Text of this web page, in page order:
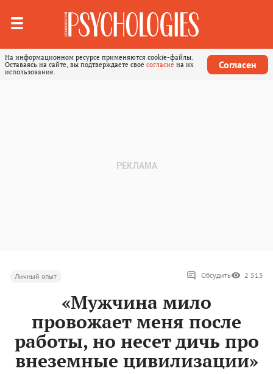
На информационном ресурсе применяются cookie-файлы.
Оставаясь на сайте, вы подтверждаете свое согласие на их
использование.
Согласен
Личный опыт Обсудить 2 515
«Мужчина мило
провожает меня после
работы, но несет дичь про
внеземные цивилизации»